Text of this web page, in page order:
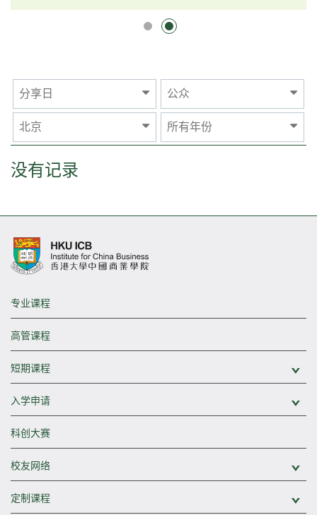
逻辑×算法：重塑资产配置内核
分享日 公众
北京 所有年份
没有记录
专业课程
高管课程
短期课程
入学申请
科创大赛
校友网络
定制课程